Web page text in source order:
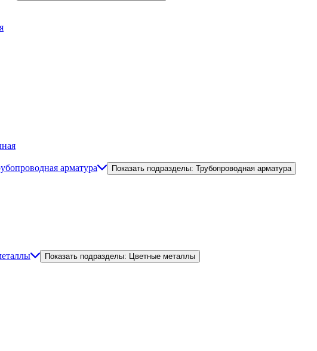
арматура
Показать подразделы: Трубопроводная арматура
Показать подразделы: Цветные металлы